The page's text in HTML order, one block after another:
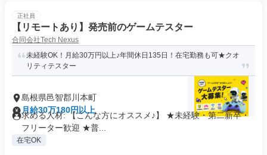
正社員
【リモートあり】発売前のゲームテスター
合同会社Tech Nexus
未経験OK！月給30万円以上♪年間休日135日！在宅勤務も可★クオ
リティテスター
島根県邑智郡川本町
月給30万180円以上
求める人材: 【こんな方にオススメ♪】 ★未経験・第二新卒・
フリーター歓迎 ★普...
在宅OK